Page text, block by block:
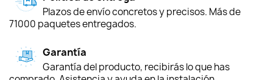
Plazos de envío concretos y precisos. Más de
71000 paquetes entregados.
Garantía
Garantía del producto, recibirás lo que has